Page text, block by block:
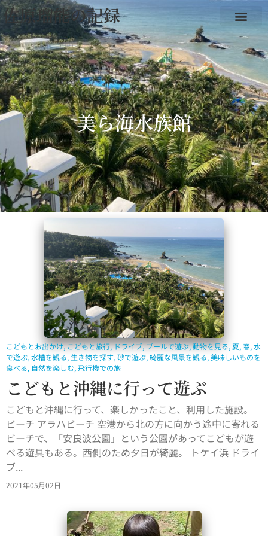
佐原瑠能の記録
美ら海水族館
こどもとお出かけ,こどもと旅行,ドライブ,プールで遊ぶ,動物を見る,夏,春,水
で遊ぶ,水槽を観る,生き物を探す,砂で遊ぶ,綺麗な風景を観る,美味しいものを
食べる, 自然を楽しむ,飛行機での旅
こどもと沖縄に行って遊ぶ
こどもと沖縄に行って、楽しかったこと、利用した施設。
ビーチ アラハビーチ 空港から北の方に向かう途中に寄れる
ビーチで、「安良波公園」という公園があってこどもが遊
べる遊具もある。西側のため夕日が綺麗。 トケイ浜 ドライ
ブ...
2021年05月02日